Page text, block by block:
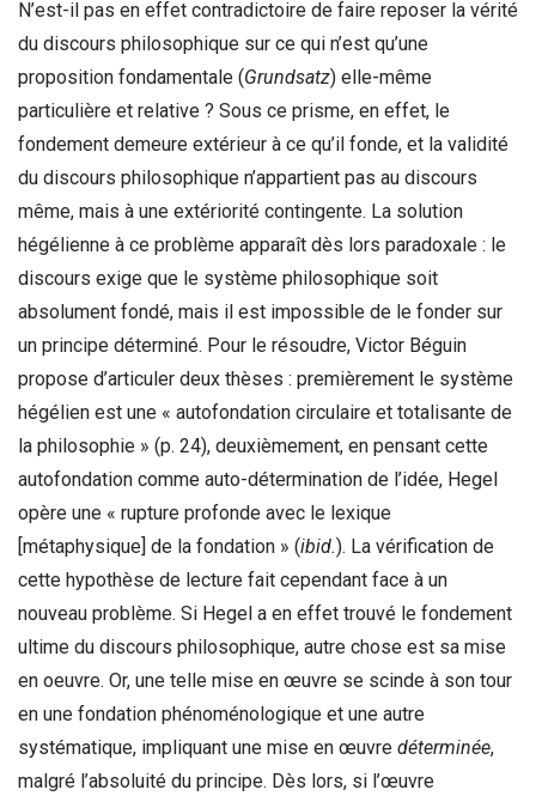
N’est-il pas en effet contradictoire de faire reposer la vérité
du discours philosophique sur ce qui n’est qu’une
proposition fondamentale (Grundsatz) elle-même
particulière et relative ? Sous ce prisme, en effet, le
fondement demeure extérieur à ce qu’il fonde, et la validité
du discours philosophique n’appartient pas au discours
même, mais à une extériorité contingente. La solution
hégélienne à ce problème apparaît dès lors paradoxale : le
discours exige que le système philosophique soit
absolument fondé, mais il est impossible de le fonder sur
un principe déterminé. Pour le résoudre, Victor Béguin
propose d’articuler deux thèses : premièrement le système
hégélien est une « autofondation circulaire et totalisante de
la philosophie » (p. 24), deuxièmement, en pensant cette
autofondation comme auto-détermination de l’idée, Hegel
opère une « rupture profonde avec le lexique
[métaphysique] de la fondation » (ibid.). La vérification de
cette hypothèse de lecture fait cependant face à un
nouveau problème. Si Hegel a en effet trouvé le fondement
ultime du discours philosophique, autre chose est sa mise
en oeuvre. Or, une telle mise en œuvre se scinde à son tour
en une fondation phénoménologique et une autre
systématique, impliquant une mise en œuvre déterminée,
malgré l’absoluité du principe. Dès lors, si l’œuvre